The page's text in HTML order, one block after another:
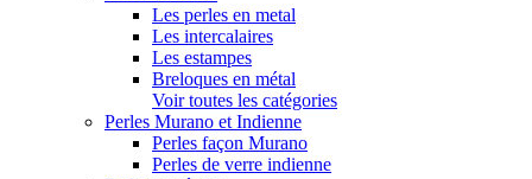
Les perles en metal
Les intercalaires
Les estampes
Breloques en métal
Voir toutes les catégories
Perles Murano et Indienne
Perles façon Murano
Perles de verre indienne